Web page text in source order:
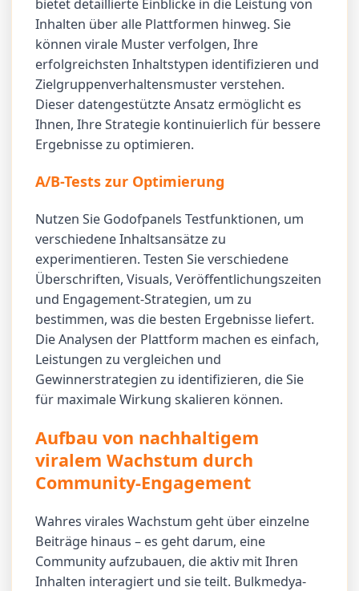
bietet detaillierte Einblicke in die Leistung von
Inhalten über alle Plattformen hinweg. Sie
können virale Muster verfolgen, Ihre
erfolgreichsten Inhaltstypen identifizieren und
Zielgruppenverhaltensmuster verstehen.
Dieser datengestützte Ansatz ermöglicht es
Ihnen, Ihre Strategie kontinuierlich für bessere
Ergebnisse zu optimieren.
A/B-Tests zur Optimierung
Nutzen Sie Godofpanels Testfunktionen, um
verschiedene Inhaltsansätze zu
experimentieren. Testen Sie verschiedene
Überschriften, Visuals, Veröffentlichungszeiten
und Engagement-Strategien, um zu
bestimmen, was die besten Ergebnisse liefert.
Die Analysen der Plattform machen es einfach,
Leistungen zu vergleichen und
Gewinnerstrategien zu identifizieren, die Sie
für maximale Wirkung skalieren können.
Aufbau von nachhaltigem
viralem Wachstum durch
Community-Engagement
Wahres virales Wachstum geht über einzelne
Beiträge hinaus – es geht darum, eine
Community aufzubauen, die aktiv mit Ihren
Inhalten interagiert und sie teilt. Bulkmedya-